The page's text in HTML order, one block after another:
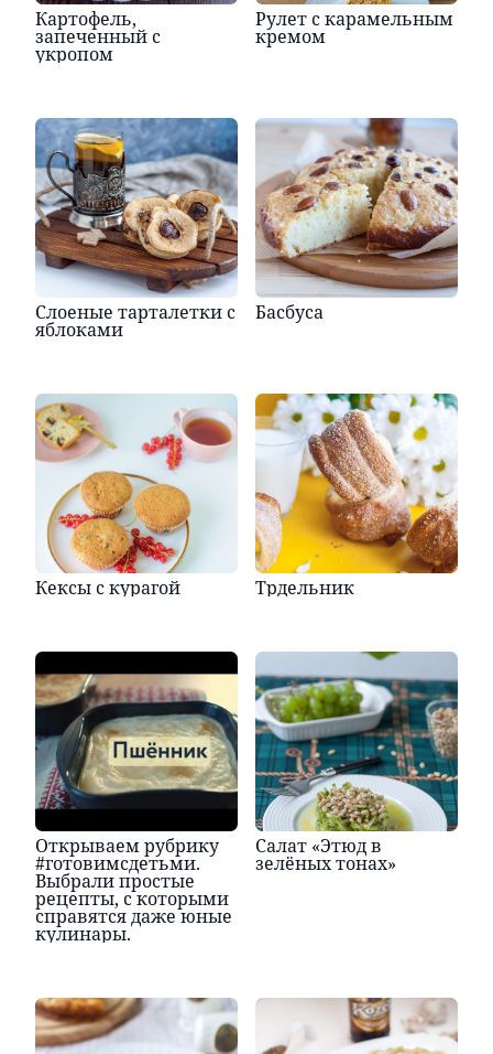
Картофель,
запеченный с
укропом
Рулет с карамельным
кремом
Слоеные тарталетки с
яблоками
Басбуса
Кексы с курагой Трдельник
Открываем рубрику
#готовимсдетьми.
Выбрали простые
рецепты, с которыми
справятся даже юные
кулинары.
Салат «Этюд в
зелёных тонах»